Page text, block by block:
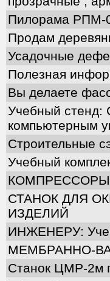
Пилорама РПМ-
Продам
Усадочные
Полезная
Вы делаете
Учебный стенд:
компьютерным
Строительные
Учебный
КОМПРЕССОРЫ
СТАНОК ДЛЯ
ИЗДЕЛИЙ
ИНЖЕНЕРУ:
МЕМБРАННО-
Станок ЦМР-2м